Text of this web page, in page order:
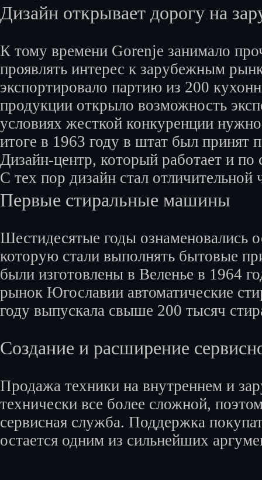
Дизайн открывает дорогу на
К тому времени Gorenje занимало
проявлять интерес к зарубежным
экспортировало партию из 200
продукции открыло возможность
условиях жесткой конкуренции
итоге в 1963 году в штат был принят
Дизайн-центр, который работает и
С тех пор дизайн стал
Первые стиральные машины
Шестидесятые годы
которую стали выполнять бытовые
были изготовлены в Веленье в 1964
рынок Югославии автоматические
году выпускала свыше 200 тысяч
Создание и расширение
Продажа техники на внутреннем и
технически все более сложной,
сервисная служба. Поддержка
остается одним из сильнейших